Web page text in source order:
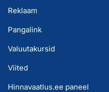
Reklaam
Pangalink
Valuutakursid
Viited
Hinnavaatlus.ee paneel